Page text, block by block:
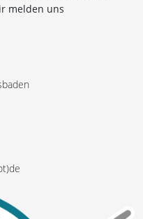
melden uns